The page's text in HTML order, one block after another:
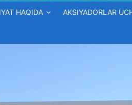
HAQIDA AKSIYADORLAR